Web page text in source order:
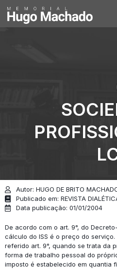
Autor: HUGO DE BRITO
Publicado em: REVISTA
Data publicação: 01/01/2004
De acordo com o art. 9°, do
cálculo do ISS é o preço do serviço.
referido art. 9°, quando se trata da
forma de trabalho pessoal do
imposto é estabelecido em quantia